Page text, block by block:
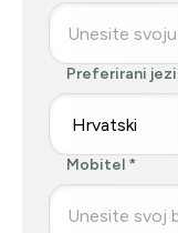
Preferirani
Mobitel